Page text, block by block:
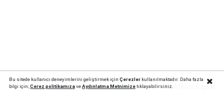
Bu sitede kullanıcı deneyimlerini geliştirmek için Çerezlerkullanılmaktadır. Daha fazla
bilgi için;Çerez politikamızaveAydınlatma Metnimizetıklayabilirsiniz.Reklamı Kapat